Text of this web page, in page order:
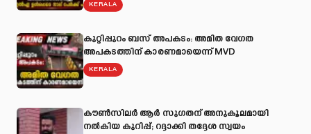
KERALA
കുറ്റിപ്പുറം ബസ് അപകടം: അമിത വേഗത
അപകടത്തിന് കാരണമായെന്ന് MVD
KERALA
കൗൺസിലർ ആർ സുഗതന് അനുകൂലമായി
നല്‍കിയ കുറിപ്പ്; റദ്ദാക്കി തദ്ദേശ സ്വയം